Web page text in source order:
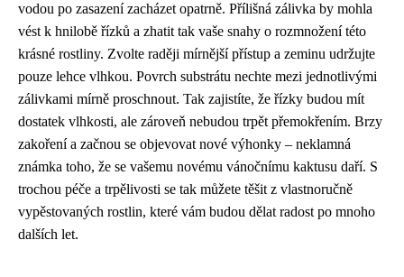
vodou po zasazení zacházet opatrně. Přílišná zálivka by mohla
vést k hnilobě řízků a zhatit tak vaše snahy o rozmnožení této
krásné rostliny. Zvolte raději mírnější přístup a zeminu udržujte
pouze lehce vlhkou. Povrch substrátu nechte mezi jednotlivými
zálivkami mírně proschnout. Tak zajistíte, že řízky budou mít
dostatek vlhkosti, ale zároveň nebudou trpět přemokřením. Brzy
zakoření a začnou se objevovat nové výhonky – neklamná
známka toho, že se vašemu novému vánočnímu kaktusu daří. S
trochou péče a trpělivosti se tak můžete těšit z vlastnoručně
vypěstovaných rostlin, které vám budou dělat radost po mnoho
dalších let.